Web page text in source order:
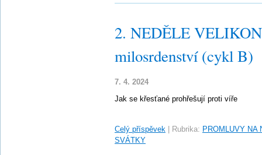
2. NEDĚLE
milosrdenství (cykl B)
7. 4. 2024
Jak se křesťané prohřešují proti víře
Celý příspěvek Rubrika: PROMLUVY NA
SVÁTKY